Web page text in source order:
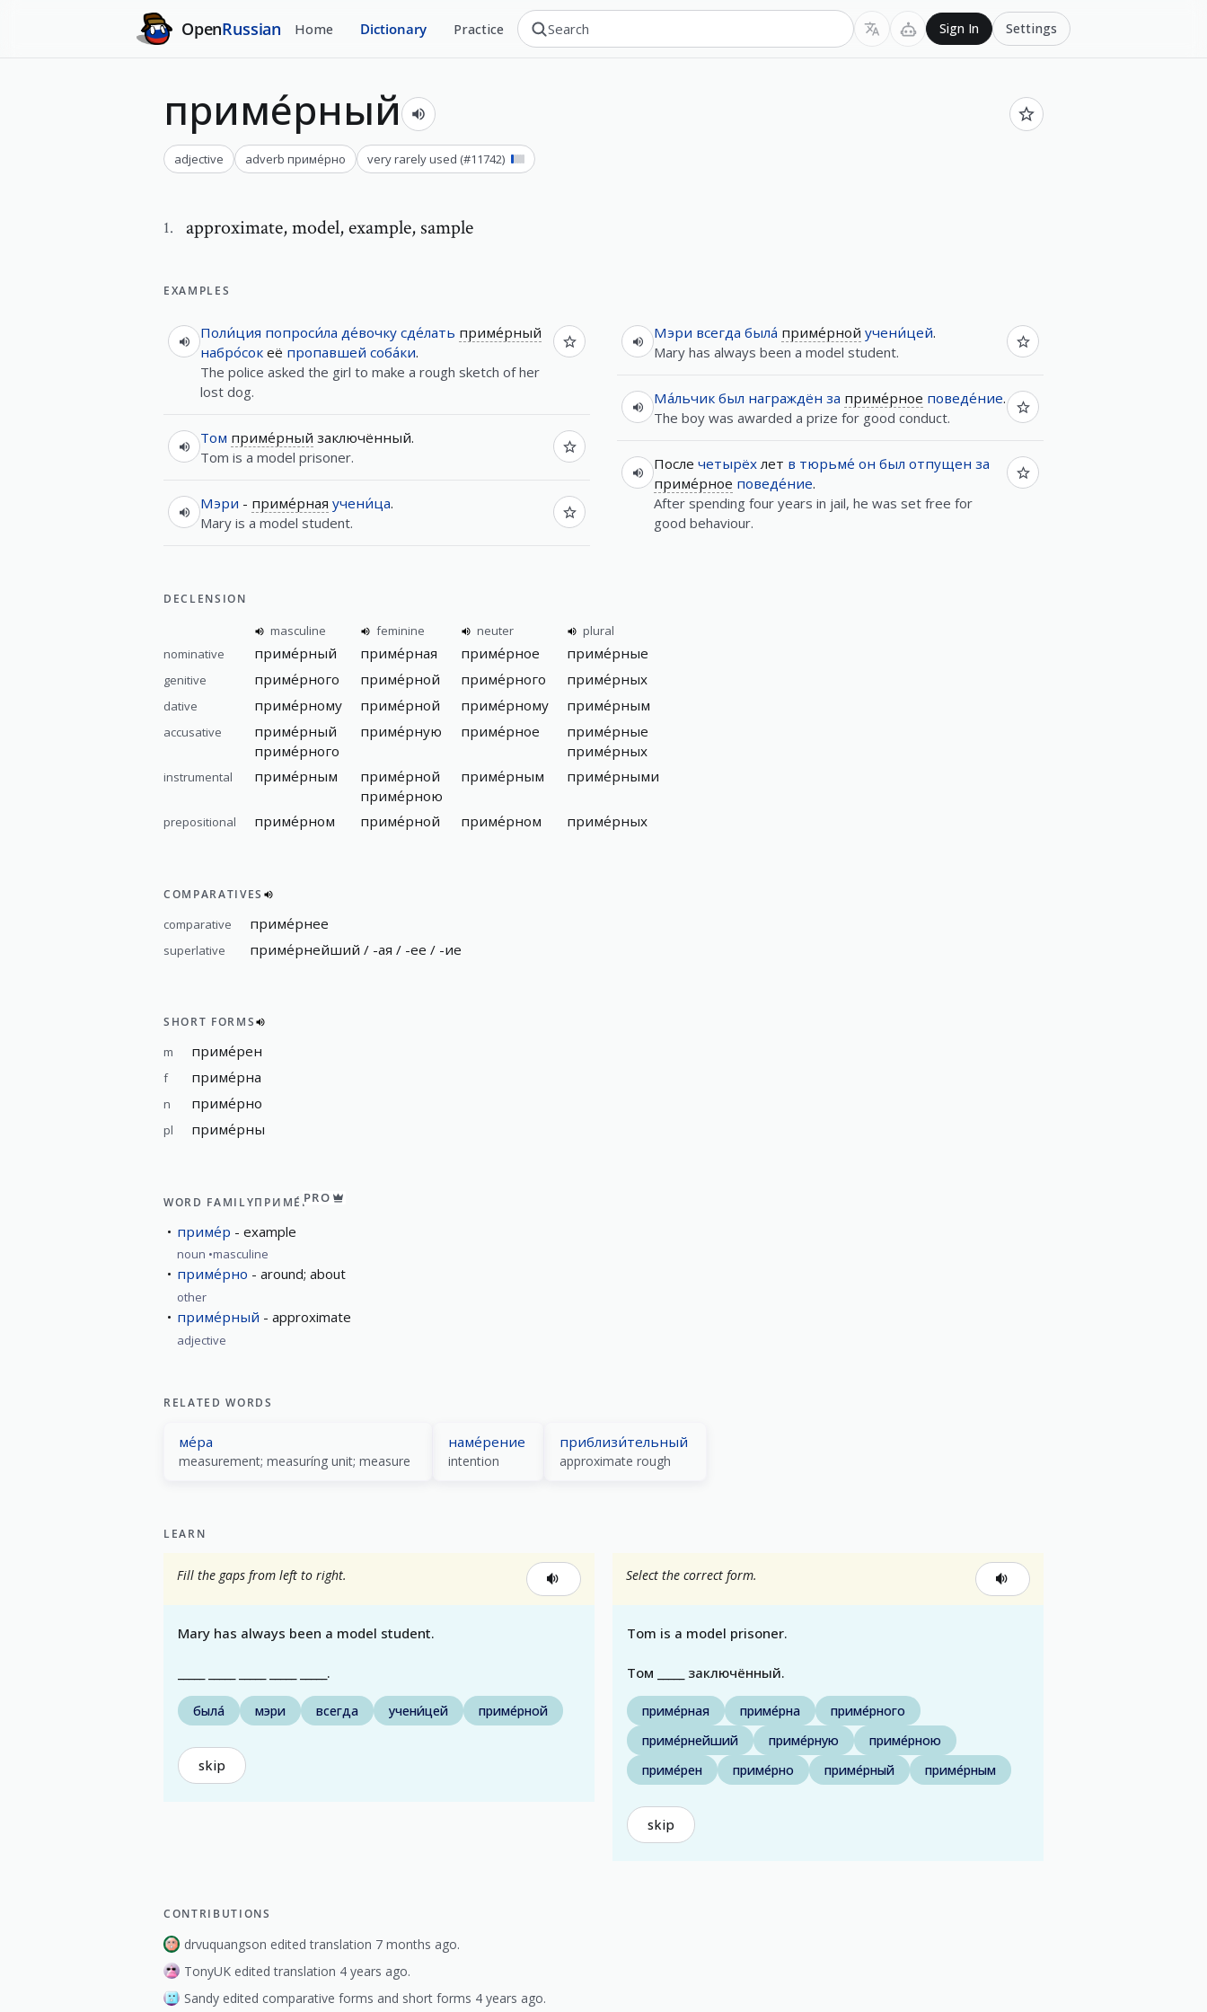
OpenRussian Home Dictionary Practice Sign In Settings
приме́рный
adjective adverb приме́рно very rarely used (#11742)
1. approximate,model, example, sample
EXAMPLES
Поли́ция попроси́ла де́вочку сде́лать приме́рный
набро́сок её пропавшей соба́ки.
The police asked the girl to make a rough sketch of her
lost dog.
Том приме́рный заключённый.
Tom is a model prisoner.
Мэри - приме́рная учени́ца.
Mary is a model student.
Мэри всегда была́ приме́рной учени́цей.
Mary has always been a model student.
Ма́льчик был награждён за приме́рное поведе́ние.
The boy was awarded a prize for good conduct.
После четырёхлет в тюрьме́ он был отпущен за
приме́рное поведе́ние.
After spending four years in jail, he was set free for
good behaviour.
DECLENSION
masculine feminine neuter
plural
nominative
приме́рный приме́рная приме́рное приме́рные
genitive приме́рного приме́рной приме́рного приме́рных
dative приме́рному приме́рной приме́рному приме́рным
accusative
приме́рный
приме́рного
приме́рную приме́рное
приме́рные
приме́рных
instrumental приме́рным
приме́рной
приме́рною
приме́рным приме́рными
prepositional приме́рном приме́рной приме́рном приме́рных
COMPARATIVES
comparative приме́рнее
superlative приме́рнейший / -ая / -ее / -ие
SHORT FORMS
m приме́рен
f приме́рна
n приме́рно
pl приме́рны
WORD FAMILYПРИМЕ́РPRO
приме́р example
noun masculine
приме́рно around; about
other
приме́рный approximate
adjective
RELATED WORDS
ме́ра
measurement; measuríng unit; measure
наме́рение
intention
приблизи́тельный
approximate rough
LEARN
Fill the gaps from left to right.
Mary has always been a model student.
_____ _____ _____ _____ _____.
была́ мэри всегда учени́цей приме́рной
skip
Select the correct form.
Tom is a model prisoner.
Том _____ заключённый.
приме́рная приме́рна
приме́рного
приме́рнейший
приме́рную
приме́рною
приме́рен
приме́рно приме́рный приме́рным
skip
CONTRIBUTIONS
drvuquangson edited translation 7 months ago.
TonyUK edited translation 4 years ago.
Sandy edited comparative forms and short forms 4 years ago.